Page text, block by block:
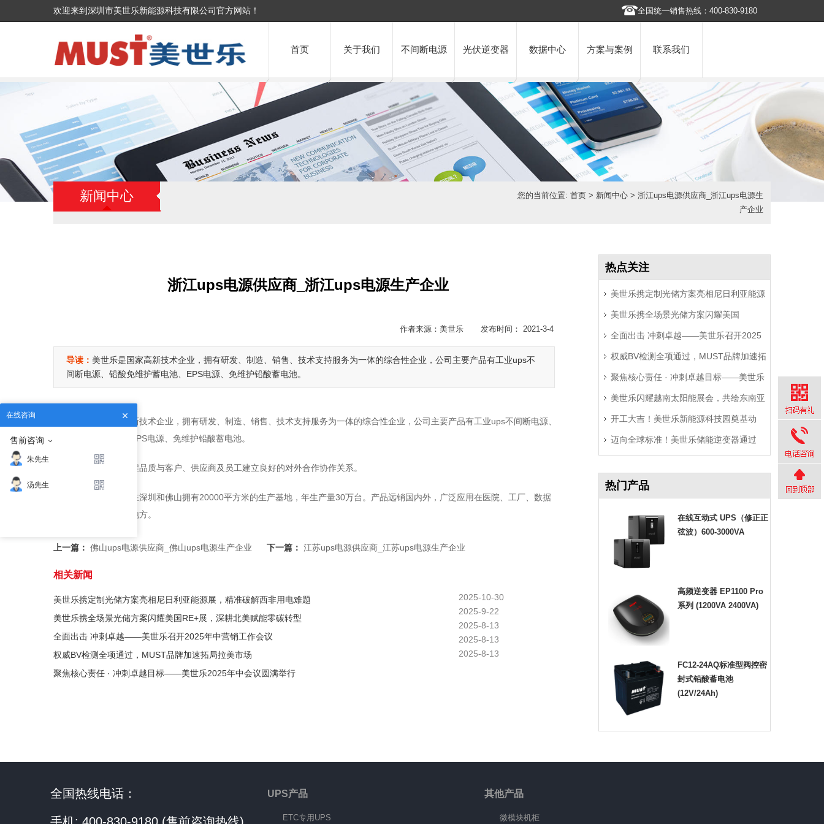
欢迎来到深圳市美世乐新能源科技有限公司官方网站！ 全国统一销售热线：400-830-9180
首页 关于我们 不间断电源 光伏逆变器 数据中心 方案与案例 联系我们
新闻中心 您的当前位置:首页 > 新闻中心 > 浙江ups电源供应商_浙江ups电源生
产企业
浙江ups电源供应商_浙江ups电源生产企业
作者来源：美世乐 发布时间： 2021-3-4
导读： 美世乐是国家高新技术企业，拥有研发、制造、销售、技术支持服务为一体的综合性企业，公司主要产品有工业ups不
间断电源、铅酸免维护蓄电池、EPS电源、免维护铅酸蓄电池。
美世乐是国家高新技术企业，拥有研发、制造、销售、技术支持服务为一体的综合性企业，公司主要产品有工业ups不间断电源、
铅酸免维护蓄电池、EPS电源、免维护铅酸蓄电池。
公司不断提升流程品质与客户、供应商及员工建立良好的对外合作协作关系。
美世乐公司目前在深圳和佛山拥有20000平方米的生产基地，年生产量30万台。产品远销国内外，广泛应用在医院、工厂、数据
中心、银行等重要的地方。
上一篇： 佛山ups电源供应商_佛山ups电源生产企业 下一篇： 江苏ups电源供应商_江苏ups电源生产企业
相关新闻
2025-10-30
美世乐携定制光储方案亮相尼日利亚能源展，精准破解西非用电难题
2025-9-22
美世乐携全场景光储方案闪耀美国RE+展，深耕北美赋能零碳转型
2025-8-13
全面出击 冲刺卓越——美世乐召开2025年中营销工作会议
2025-8-13
权威BV检测全项通过，MUST品牌加速拓局拉美市场
2025-8-13
聚焦核心责任 · 冲刺卓越目标——美世乐2025年中会议圆满举行
热点关注
美世乐携定制光储方案亮相尼日利亚能源
展，精准破解西非用电难题
美世乐携全场景光储方案闪耀美国
RE+展，深耕北美赋能零碳转型
全面出击 冲刺卓越——美世乐召开2025
年中营销工作会议
权威BV检测全项通过，MUST品牌加速拓
局拉美市场
聚焦核心责任 · 冲刺卓越目标——美世乐
2025年中会议圆满举行
美世乐闪耀越南太阳能展会，共绘东南亚
绿色能源新图景
开工大吉！美世乐新能源科技园奠基动
工，迈向全球绿色智造新征程
迈向全球标准！美世乐储能逆变器通过
热门产品
在线互动式 UPS（修正正
弦波）600-3000VA
高频逆变器 EP1100 Pro
系列 (1200VA 2400VA)
FC12-24AQ标准型阀控密
封式铅酸蓄电池
(12V/24Ah)
全国热线电话： UPS产品
ETC专用UPS
其他产品
微模块机柜
在线咨询
售前咨询
朱先生
汤先生